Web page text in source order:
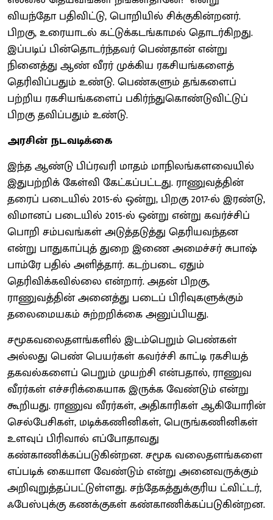
வியந்தோ பதிவிட்டு, பொறியில் சிக்குகின்றனர்.
பிறகு, உரையாடல் கட்டுக்கடங்காமல் தொடர்கிறது.
இப்படிப் பின்தொடர்ந்தவர் பெண்தான் என்று
நினைத்து ஆண் வீரர் முக்கிய ரகசியங்களைத்
தெரிவிப்பதும் உண்டு. பெண்களும் தங்களைப்
பற்றிய ரகசியங்களைப் பகிர்ந்துகொண்டுவிட்டுப்
பிறகு தவிப்பதும் உண்டு.
அரசின் நடவடிக்கை
இந்த ஆண்டு பிப்ரவரி மாதம் மாநிலங்களவையில்
இதுபற்றிக் கேள்வி கேட்கப்பட்டது. ராணுவத்தின்
தரைப் படையில் 2015-ல் ஒன்று, பிறகு 2017-ல் இரண்டு,
விமானப் படையில் 2015-ல் ஒன்று என்று கவர்ச்சிப்
பொறி சம்பவங்கள் அடுத்தடுத்து தெரியவந்தன
என்று பாதுகாப்புத் துறை இணை அமைச்சர் சுபாஷ்
பாம்ரே பதில் அளித்தார். கடற்படை ஏதும்
தெரிவிக்கவில்லை என்றார். அதன் பிறகு,
ராணுவத்தின் அனைத்து படைப் பிரிவுகளுக்கும்
தலைமையகம் சுற்றறிக்கை அனுப்பியது.
சமூகவலைதளங்களில் இடம்பெறும் பெண்கள்
அல்லது பெண் பெயர்கள் கவர்ச்சி காட்டி ரகசியத்
தகவல்களைப் பெறும் முயற்சி என்பதால், ராணுவ
வீரர்கள் எச்சரிக்கையாக இருக்க வேண்டும் என்று
கூறியது. ராணுவ வீரர்கள், அதிகாரிகள் ஆகியோரின்
செல்பேசிகள், மடிக்கணினிகள், பெருங்கணினிகள்
உளவுப் பிரிவால் எப்போதாவது
கண்காணிக்கப்படுகின்றன. சமூக வலைதளங்களை
எப்படிக் கையாள வேண்டும் என்று அனைவருக்கும்
அறிவுறுத்தப்பட்டுள்ளது. சந்தேகத்துக்குரிய ட்விட்டர்,
ஃபேஸ்புக்கு கணக்குகள் கண்காணிக்கப்படுகின்றன.